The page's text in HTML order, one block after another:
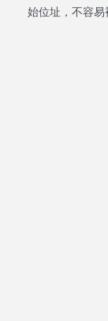
始位址，不容易